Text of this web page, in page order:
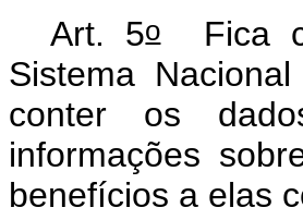
Art. 5oFica
Sistema
conter os
informações
benefícios a elas